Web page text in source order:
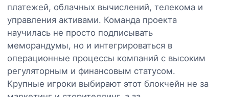
платежей, облачных вычислений, телекома и
управления активами. Команда проекта
научилась не просто подписывать
меморандумы, но и интегрироваться в
операционные процессы компаний с высоким
регуляторным и финансовым статусом.
Крупные игроки выбирают этот блокчейн не за